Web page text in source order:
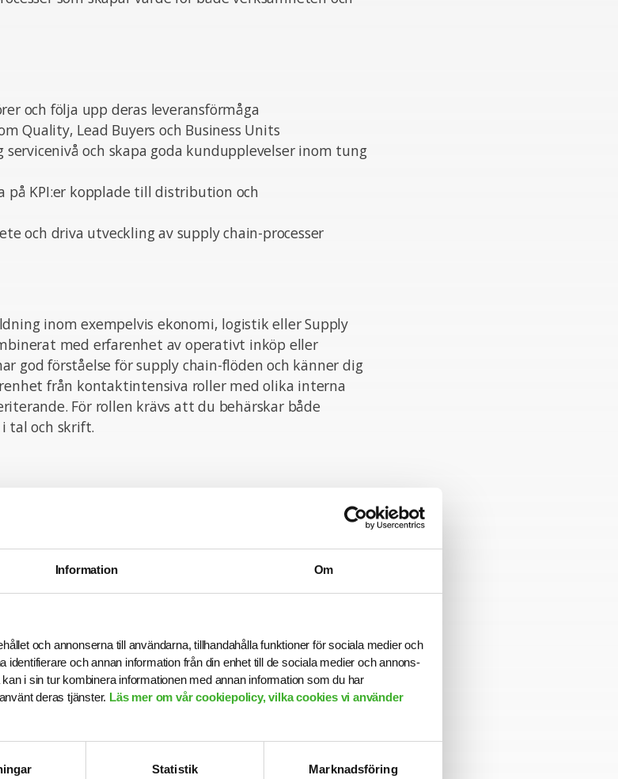
Information Om
och annonserna till användarna, tillhandahålla funktioner för sociala medier och
och annan information från din enhet till de sociala medier och annons-
i sin tur kombinera informationen med annan information som du har
deras tjänster. Läs mer om vår cookiepolicy, vilka cookies vi använder
Statistik Marknadsföring
och följa upp deras leveransförmåga
Quality, Lead Buyers och Business Units
och skapa goda kundupplevelser inom tung
på KPI:er kopplade till distribution och
och driva utveckling av supply chain-processer
inom exempelvis ekonomi, logistik eller Supply
med erfarenhet av operativt inköp eller
god förståelse för supply chain-flöden och känner dig
från kontaktintensiva roller med olika interna
För rollen krävs att du behärskar både
tal och skrift.
potential att utveckla arbetssätt. Med din
kan komma att tillsättas innan ansökningstiden har